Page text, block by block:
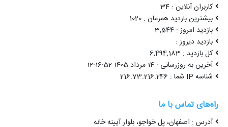
کاربران آنلاین : 34
بیشترین بازدید همزمان : 1020
بازدید امروز : 3,544
بازدید دیروز :
کل بازدید : 6,494,183
آخرین به روزرسانی : 14 مرداد 1405 12:16:52
شناسه IP شما : 216.73.216.246
راه‌های تماس با ما
آدرس : اصفهان، پل خواجو، بلوار آیینه خانه